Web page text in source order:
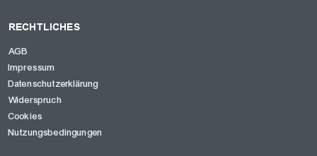
RECHTLICHES
AGB
Impressum
Datenschutzerklärung
Widerspruch
Cookies
Nutzungsbedingungen